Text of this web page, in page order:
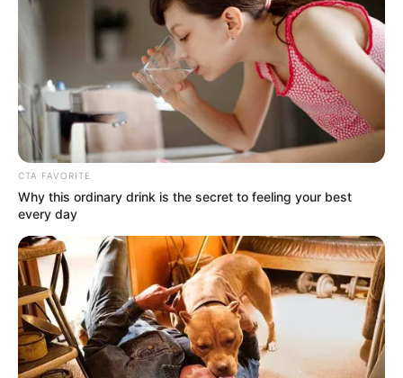
CTA FAVORITE
Why this ordinary drink is the secret to feeling your best
every day